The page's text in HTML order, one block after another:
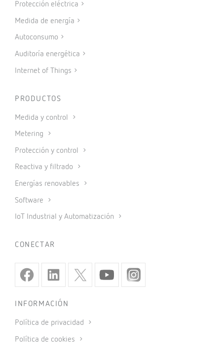
Protección eléctrica
Medida de energía
Autoconsumo
Auditoría energética
Internet of Things
PRODUCTOS
Medida y control
Metering
Protección y control
Reactiva y filtrado
Energías renovables
Software
IoT Industrial y Automatización
CONECTAR
INFORMACIÓN
Política de privacidad
Política de cookies